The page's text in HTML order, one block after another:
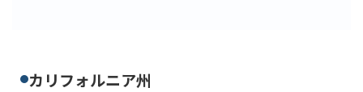
カリフォルニア州